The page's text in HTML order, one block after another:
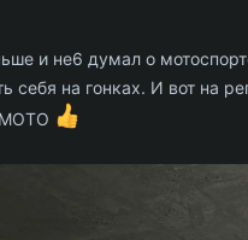
и не6 думал о
себя на гонках. И вот на